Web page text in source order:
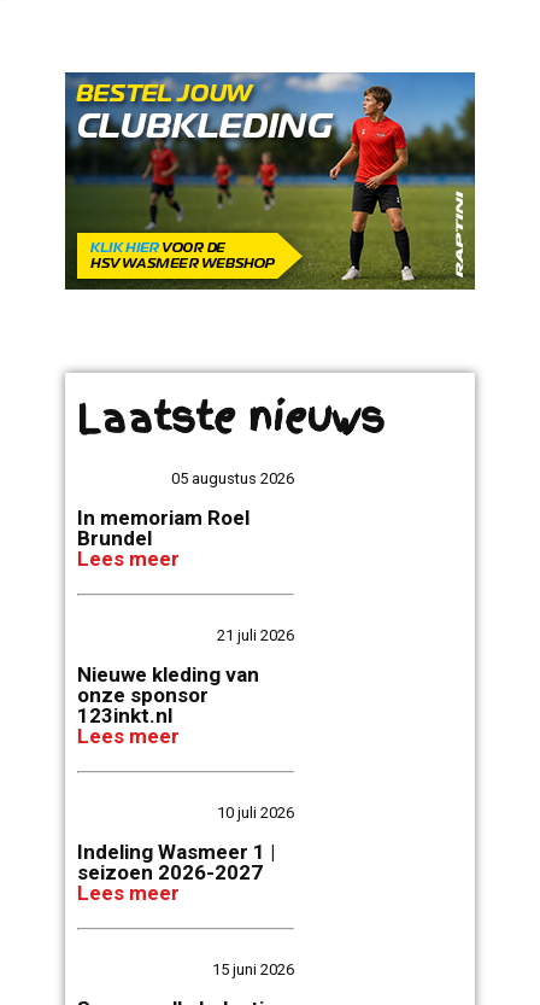
Laatste nieuws
05 augustus 2026
In memoriam Roel
Brundel
Lees meer
21 juli 2026
Nieuwe kleding van
onze sponsor
123inkt.nl
Lees meer
10 juli 2026
Indeling Wasmeer 1 |
seizoen 2026-2027
Lees meer
15 juni 2026